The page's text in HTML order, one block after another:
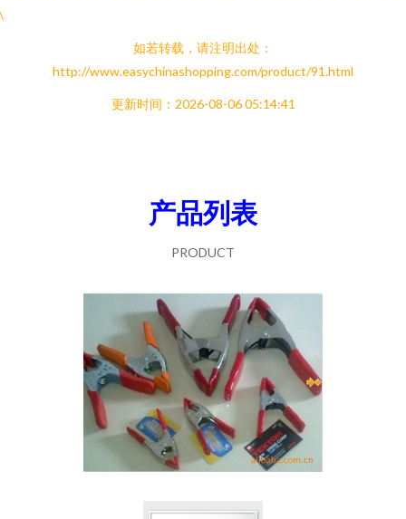
如若转载，请注明出处：
http://www.easychinashopping.com/product/91.html
更新时间：2026-08-06 05:14:41
产品列表
PRODUCT